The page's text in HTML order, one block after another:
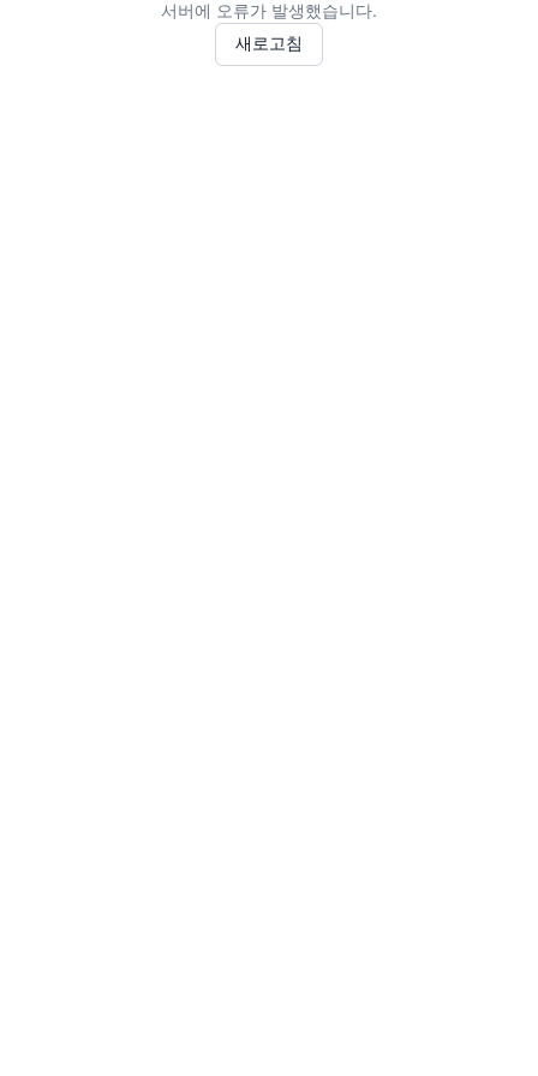
서버에 오류가 발생했습니다.
새로고침